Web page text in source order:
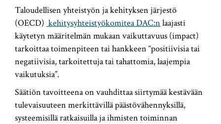
Taloudellisen yhteistyön ja kehityksen järjestö
(OECD) kehitysyhteistyökomitea DAC:n laajasti
käytetyn määritelmän mukaan vaikuttavuus (impact)
tarkoittaa toimenpiteen tai hankkeen “positiivisia tai
negatiivisia, tarkoitettuja tai tahattomia, laajempia
vaikutuksia”.
Säätiön tavoitteena on vauhdittaa siirtymää kestävään
tulevaisuuteen merkittävillä päästövähennyksillä,
systeemisillä ratkaisuilla ja ihmisten toiminnan